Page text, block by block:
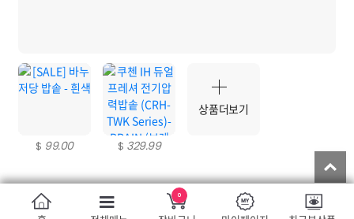
$ 99.00 $ 329.99
상품더보기